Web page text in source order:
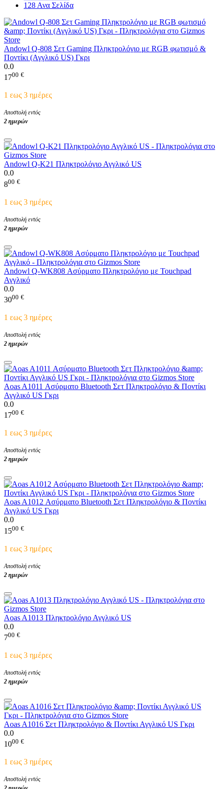
128 Ανα Σελίδα
Andowl Q-808 Σετ Gaming Πληκτρολόγιο με RGB φωτισμό &
Ποντίκι (Αγγλικό US) Γκρι
0.0
1700 €
1 εως 3 ημέρες
Αποστολή εντός
2 ημερών
Andowl Q-K21 Πληκτρολόγιο Αγγλικό US
0.0
800 €
1 εως 3 ημέρες
Αποστολή εντός
2 ημερών
Andowl Q-WK808 Ασύρματο Πληκτρολόγιο με Touchpad
Αγγλικό
0.0
3000 €
1 εως 3 ημέρες
Αποστολή εντός
2 ημερών
Aoas A1011 Ασύρματο Bluetooth Σετ Πληκτρολόγιο & Ποντίκι
Αγγλικό US Γκρι
0.0
1700 €
1 εως 3 ημέρες
Αποστολή εντός
2 ημερών
Aoas A1012 Ασύρματο Bluetooth Σετ Πληκτρολόγιο & Ποντίκι
Αγγλικό US Γκρι
0.0
1500 €
1 εως 3 ημέρες
Αποστολή εντός
2 ημερών
Aoas A1013 Πληκτρολόγιο Αγγλικό US
0.0
700 €
1 εως 3 ημέρες
Αποστολή εντός
2 ημερών
Aoas A1016 Σετ Πληκτρολόγιο & Ποντίκι Αγγλικό US Γκρι
0.0
1000 €
1 εως 3 ημέρες
Αποστολή εντός